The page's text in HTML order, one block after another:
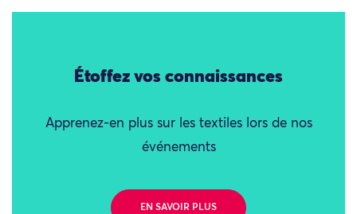
Étoffez vos connaissances
Apprenez-en plus sur les textiles lors de nos
événements
EN SAVOIR PLUS